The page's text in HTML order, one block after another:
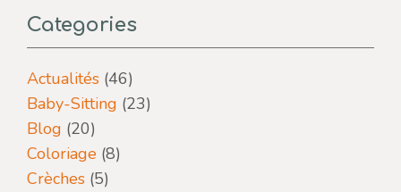
Categories
Actualités (46)
Baby-Sitting (23)
Blog (20)
Coloriage (8)
Crèches (5)